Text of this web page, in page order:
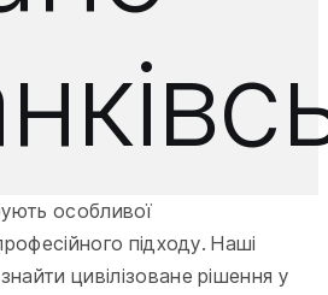
особливої
підходу. Наші
цивілізоване рішення у